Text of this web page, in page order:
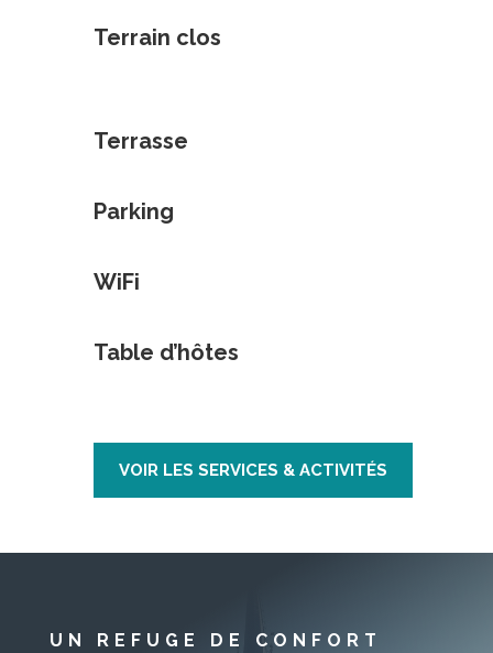
Terrain clos
Terrasse
Parking
WiFi
Table d’hôtes
VOIR LES SERVICES & ACTIVITÉS
UN REFUGE DE CONFORT